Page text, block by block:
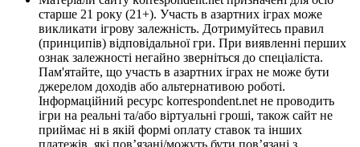
старше 21 року (21+). Участь в азартних іграх може
викликати ігрову залежність. Дотримуйтесь правил
(принципів) відповідальної гри. При виявленні перших
ознак залежності негайно зверніться до спеціаліста.
Пам'ятайте, що участь в азартних іграх не може бути
джерелом доходів або альтернативою роботі.
Інформаційний ресурс korrespondent.net не проводить
ігри на реальні та/або віртуальні гроші, також сайт не
приймає ні в якій формі оплату ставок та інших
платежів, які пов’язані/можуть бути пов’язані з